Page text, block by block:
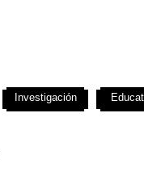
Investigación